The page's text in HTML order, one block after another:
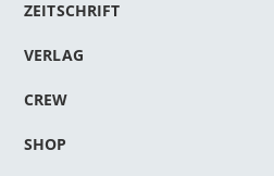
ZEITSCHRIFT
VERLAG
CREW
SHOP